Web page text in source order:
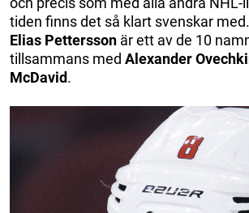
tiden finns det så klart svenskar
Elias Pettersson är ett av de 10
tillsammans med Alexander
McDavid.